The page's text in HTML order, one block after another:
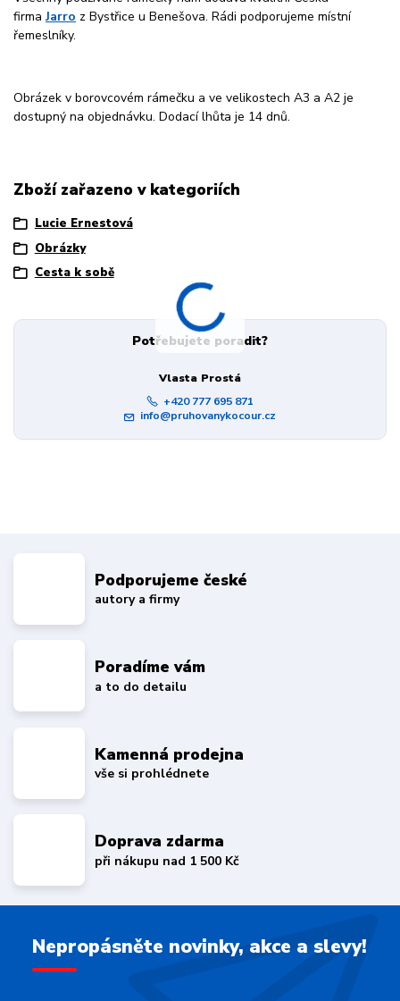
firmaJarro z Bystřice u Benešova. Rádi podporujeme místní
řemeslníky.
Obrázek v borovcovém rámečku a ve velikostech A3 a A2 je
dostupný na objednávku. Dodací lhůta je 14 dnů.
Zboží zařazeno v kategoriích
Lucie Ernestová
Obrázky
Cesta k sobě
Potřebujete poradit?
Vlasta Prostá
+420 777 695 871
info@pruhovanykocour.cz
Podporujeme české
autory a firmy
Poradíme vám
a to do detailu
Kamenná prodejna
vše si prohlédnete
Doprava zdarma
při nákupu nad 1 500 Kč
Nepropásněte novinky, akce a slevy!